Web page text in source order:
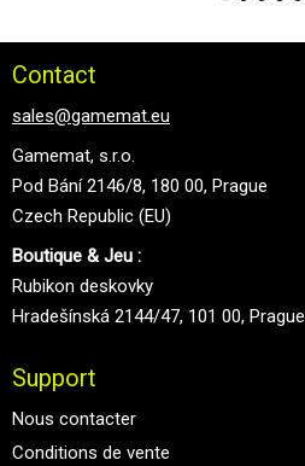
Contact
sales@gamemat.eu
Gamemat, s.r.o.
Pod Bání 2146/8, 180 00, Prague
Czech Republic (EU)
Boutique & Jeu :
Rubikon deskovky
Hradešínská 2144/47, 101 00, Prague
Support
Nous contacter
Conditions de vente